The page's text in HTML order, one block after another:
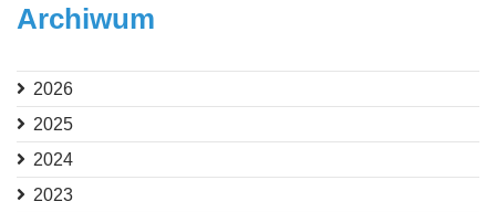
Archiwum
2026
2025
2024
2023